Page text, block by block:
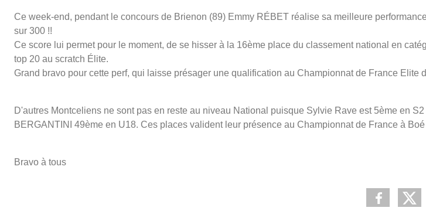
Ce week-end, pendant le concours de Brienon (89) Emmy RÉBET réalise sa meilleure
sur 300 !!
Ce score lui permet pour le moment, de se hisser à la 16ème place du classement national en
top 20 au scratch Élite.
Grand bravo pour cette perf, qui laisse présager une qualification au Championnat de France Elite
D'autres Montceliens ne sont pas en reste au niveau National puisque Sylvie Rave est 5ème en
BERGANTINI 49ème en U18. Ces places valident leur présence au Championnat de France à
Bravo à tous